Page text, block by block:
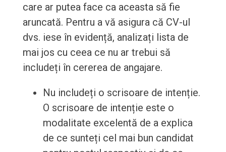
care ar putea face ca aceasta să fie
aruncată. Pentru a vă asigura că CV-ul
dvs. iese în evidență, analizați lista de
mai jos cu ceea ce nu ar trebui să
includeți în cererea de angajare.
Nu includeți o scrisoare de intenție.
O scrisoare de intenție este o
modalitate excelentă de a explica
de ce sunteți cel mai bun candidat